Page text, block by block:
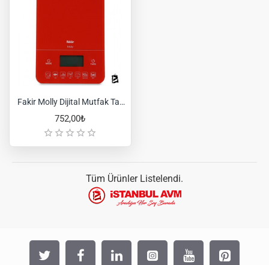
Fakir Molly Dijital Mutfak Tartısı ve Tek Tuş Kalori Ölçer Kırmızı
752,00₺
Tüm Ürünler Listelendi.